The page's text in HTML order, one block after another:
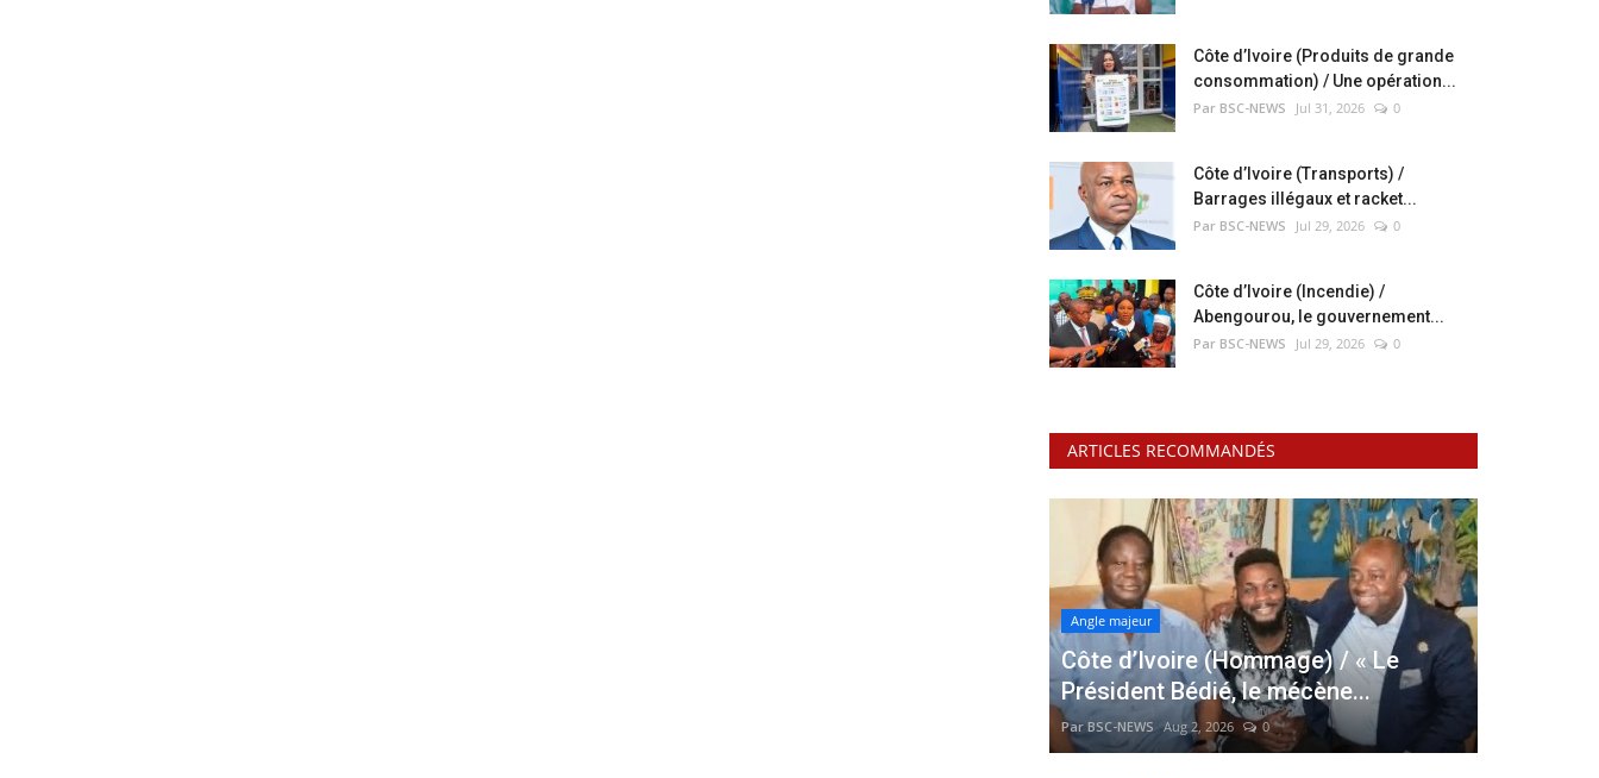
Côte d’Ivoire (Produits de grande
consommation) / Une opération...
Par BSC-NEWS Jul 31, 2026 0
Côte d’Ivoire (Transports) /
Barrages illégaux et racket...
Par BSC-NEWS Jul 29, 2026 0
Côte d’Ivoire (Incendie) /
Abengourou, le gouvernement...
Par BSC-NEWS Jul 29, 2026 0
ARTICLES RECOMMANDÉS
Angle majeur
Côte d’Ivoire (Hommage) / « Le
Président Bédié, le mécène...
Par BSC-NEWS Aug 2, 2026 0